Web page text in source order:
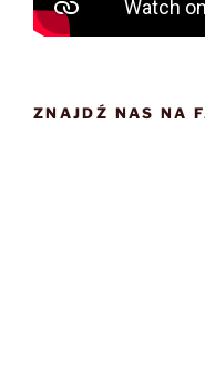
ZNAJDŹ NAS NA